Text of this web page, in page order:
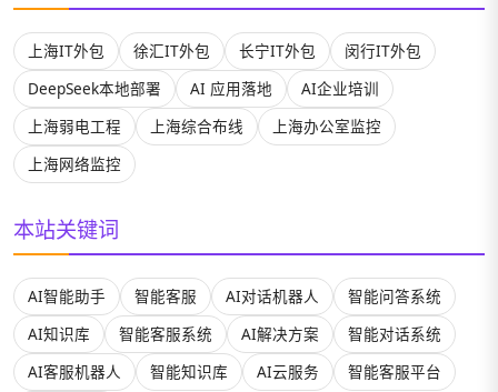
上海IT外包 徐汇IT外包 长宁IT外包
闵行IT外包
DeepSeek本地部署
AI 应用落地
AI企业培训
上海弱电工程
上海综合布线
上海办公室监控
上海网络监控
本站关键词
AI智能助手 智能客服 AI对话机器人
智能问答系统
AI知识库
智能客服系统 AI解决方案
智能对话系统
AI客服机器人
智能知识库 AI云服务
智能客服平台